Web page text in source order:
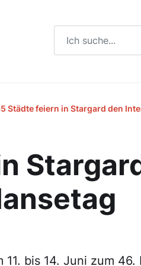
Städte feiern in Stargard den
bis 14. Juni zum